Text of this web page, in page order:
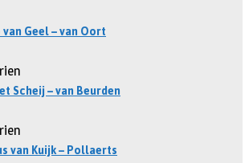
Geel – van Oort
Scheij – van Beurden
van Kuijk – Pollaerts